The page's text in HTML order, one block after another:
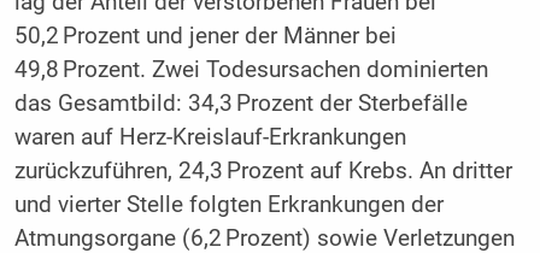
50,2 Prozent und jener der Männer bei
49,8 Prozent. Zwei Todesursachen dominierten
das Gesamtbild: 34,3 Prozent der Sterbefälle
waren auf Herz-Kreislauf-Erkrankungen
zurückzuführen, 24,3 Prozent auf Krebs. An dritter
und vierter Stelle folgten Erkrankungen der
Atmungsorgane (6,2 Prozent) sowie Verletzungen